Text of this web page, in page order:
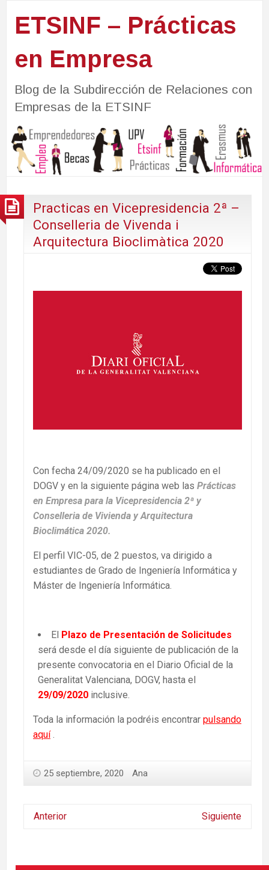
ETSINF – Prácticas
en Empresa
Blog de la Subdirección de Relaciones con
Empresas de la ETSINF
Practicas en Vicepresidencia 2ª –
Conselleria de Vivenda i
Arquitectura Bioclimàtica 2020
Con fecha 24/09/2020 se ha publicado en el
DOGV y en la siguiente página web las Prácticas
en Empresa para la Vicepresidencia 2ª y
Conselleria de Vivienda y Arquitectura
Bioclimática 2020.
El perfil VIC-05, de 2 puestos, va dirigido a
estudiantes de Grado de Ingeniería Informática y
Máster de Ingeniería Informática.
El Plazo de Presentación de Solicitudes
será desde el día siguiente de publicación de la
presente convocatoria en el Diario Oficial de la
Generalitat Valenciana, DOGV, hasta el
29/09/2020 inclusive.
Toda la información la podréis encontrar pulsando
aquí .
25 septiembre, 2020 Ana
Anterior Siguiente